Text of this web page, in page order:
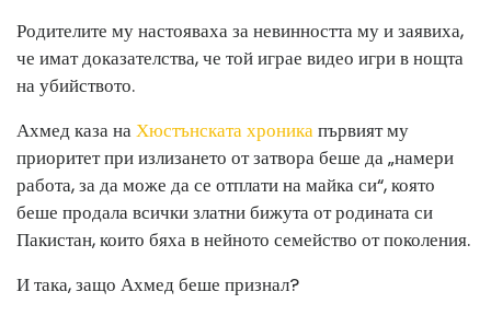
Родителите му настояваха за невинността му и заявиха,
че имат доказателства, че той играе видео игри в нощта
на убийството.
Ахмед каза наХюстънската хроникапървият му
приоритет при излизането от затвора беше да „намери
работа, за да може да се отплати на майка си“, която
беше продала всички златни бижута от родината си
Пакистан, които бяха в нейното семейство от поколения.
И така, защо Ахмед беше признал?